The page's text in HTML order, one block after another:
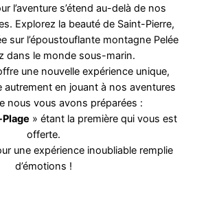
l’aventure s’étend au-delà de nos
Explorez la beauté de Saint-Pierre,
sur l’époustouflante montagne Pelée
dans le monde sous-marin.
une nouvelle expérience unique,
autrement en jouant à nos aventures
nous vous avons préparées :
» étant la première qui vous est
offerte.
une expérience inoubliable remplie
d’émotions !